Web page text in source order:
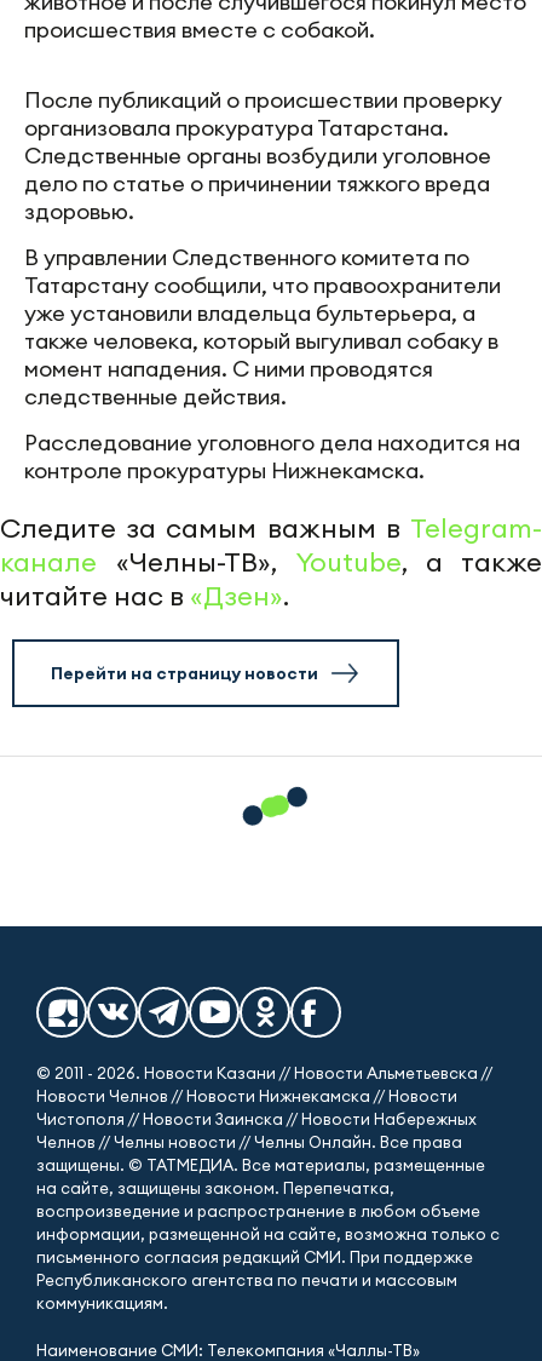
происшествия вместе с собакой.
После публикаций о происшествии проверку
организовала прокуратура Татарстана.
Следственные органы возбудили уголовное
дело по статье о причинении тяжкого вреда
здоровью.
В управлении Следственного комитета по
Татарстану сообщили, что правоохранители
уже установили владельца бультерьера, а
также человека, который выгуливал собаку в
момент нападения. С ними проводятся
следственные действия.
Расследование уголовного дела находится на
контроле прокуратуры Нижнекамска.
Следите за самым важным в Telegram-
канале «Челны-ТВ», Youtube, а также
читайте нас в «Дзен».
Перейти на страницу новости
© 2011 - 2026. Новости Казани // Новости Альметьевска //
Новости Челнов // Новости Нижнекамска // Новости
Чистополя // Новости Заинска // Новости Набережных
Челнов // Челны новости // Челны Онлайн. Все права
защищены. © ТАТМЕДИА. Все материалы, размещенные
на сайте, защищены законом. Перепечатка,
воспроизведение и распространение в любом объеме
информации, размещенной на сайте, возможна только с
письменного согласия редакций СМИ. При поддержке
Республиканского агентства по печати и массовым
коммуникациям.
Наименование СМИ: Телекомпания «Чаллы-ТВ»